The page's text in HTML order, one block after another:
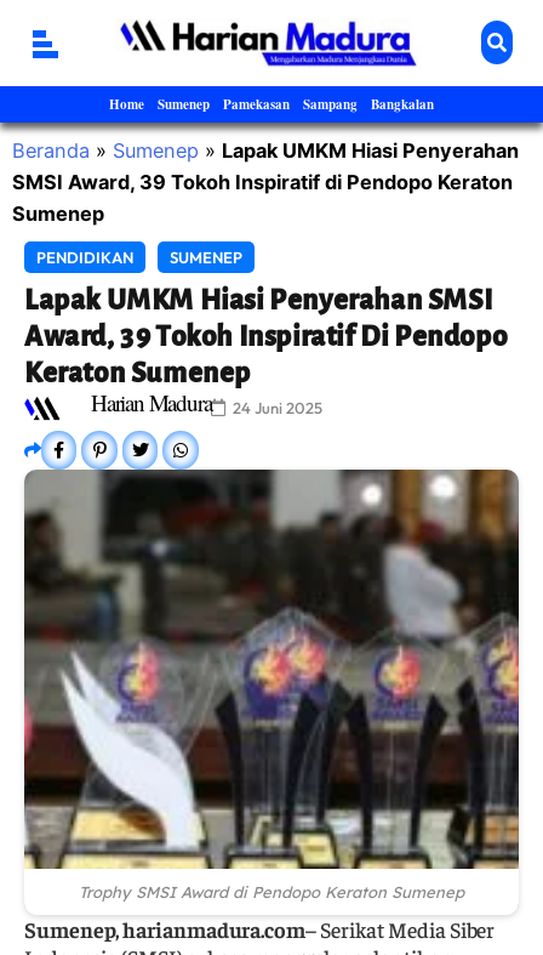
Home Sumenep Pamekasan Sampang Bangkalan
Beranda » Sumenep » Lapak UMKM Hiasi Penyerahan
SMSI Award, 39 Tokoh Inspiratif di Pendopo Keraton
Sumenep
PENDIDIKAN SUMENEP
Lapak UMKM Hiasi Penyerahan SMSI
Award, 39 Tokoh Inspiratif Di Pendopo
Keraton Sumenep24 Juni 2025
Harian Madura
Trophy SMSI Award di Pendopo Keraton Sumenep
Sumenep, harianmadura.com– Serikat Media Siber